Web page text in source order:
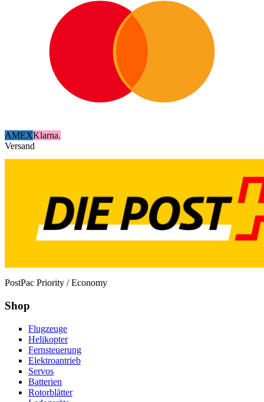
AMEXKlarna.
Versand
PostPac Priority / Economy
Shop
Flugzeuge
Helikopter
Fernsteuerung
Elektroantrieb
Servos
Batterien
Rotorblätter